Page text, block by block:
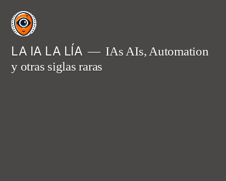
Saltar
contenido
LA IA LA LÍA
IAs AIs, Automation
y otras siglas raras